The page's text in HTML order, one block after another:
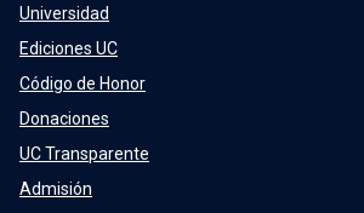
Universidad
Ediciones UC
Código de Honor
Donaciones
UC Transparente
Admisión